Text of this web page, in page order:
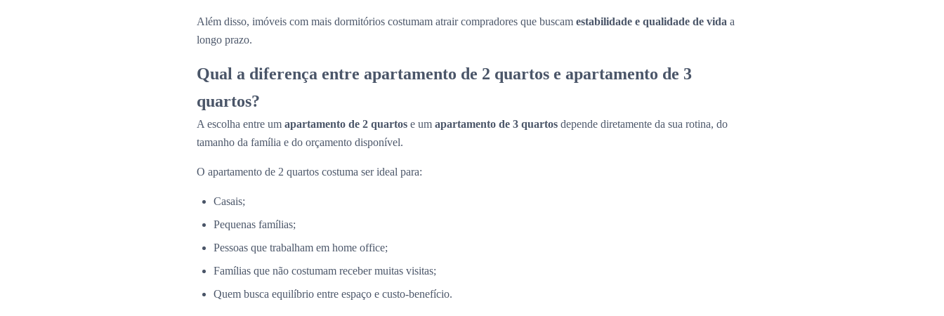
Além disso, imóveis com mais dormitórios costumam atrair compradores que buscam estabilidade e qualidade de vida a
longo prazo.
Qual a diferença entre apartamento de 2 quartos e apartamento de 3
quartos?
A escolha entre um apartamento de 2 quartos e um apartamento de 3 quartos depende diretamente da sua rotina, do
tamanho da família e do orçamento disponível.
O apartamento de 2 quartos costuma ser ideal para:
Casais;
Pequenas famílias;
Pessoas que trabalham em home office;
Famílias que não costumam receber muitas visitas;
Quem busca equilíbrio entre espaço e custo-benefício.